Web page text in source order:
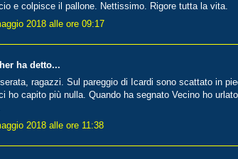
e colpisce il pallone. Nettissimo. Rigore tutta la vita.
2018 alle ore 09:17
ha detto...
ragazzi. Sul pareggio di Icardi sono scattato in
ho capito più nulla. Quando ha segnato Vecino ho
2018 alle ore 11:38